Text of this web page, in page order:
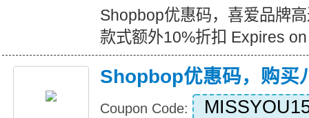
Shopbop优惠码，喜爱品牌
款式额外10%折扣 Expires
Shopbop优惠码，购买
Coupon Code: